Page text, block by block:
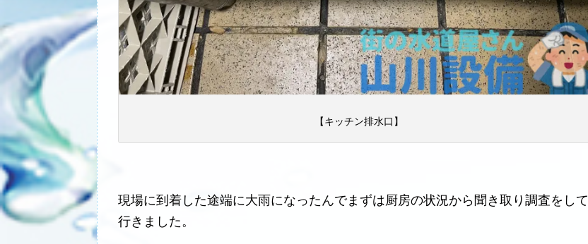
【キッチン排水口】
現場に到着した途端に大雨になったんでまずは厨房の状況から聞き取り調査をして
行きました。